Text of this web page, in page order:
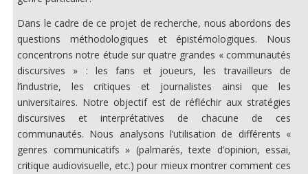
Dans le cadre de ce projet de recherche, nous abordons des
questions méthodologiques et épistémologiques. Nous
concentrons notre étude sur quatre grandes « communautés
discursives » : les fans et joueurs, les travailleurs de
l’industrie, les critiques et journalistes ainsi que les
universitaires. Notre objectif est de réfléchir aux stratégies
discursives et interprétatives de chacune de ces
communautés. Nous analysons l’utilisation de différents «
genres communicatifs » (palmarès, texte d’opinion, essai,
critique audiovisuelle, etc.) pour mieux montrer comment ces